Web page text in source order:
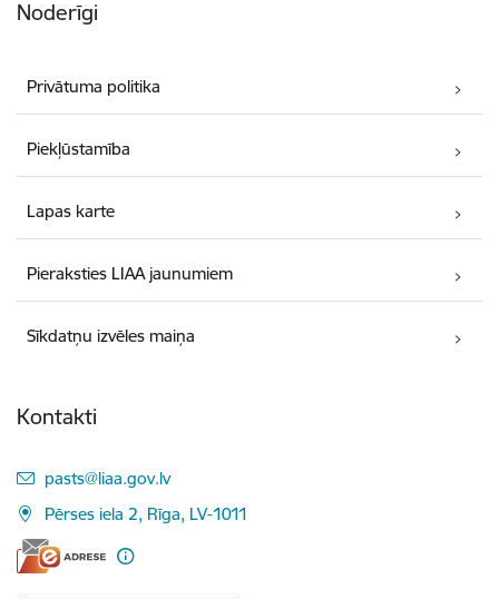
Noderīgi
Privātuma politika
Piekļūstamība
Lapas karte
Pieraksties LIAA jaunumiem
Sīkdatņu izvēles maiņa
Kontakti
E-pasts:
pasts@liaa.gov.lv
Pērses iela 2, Rīga, LV-1011